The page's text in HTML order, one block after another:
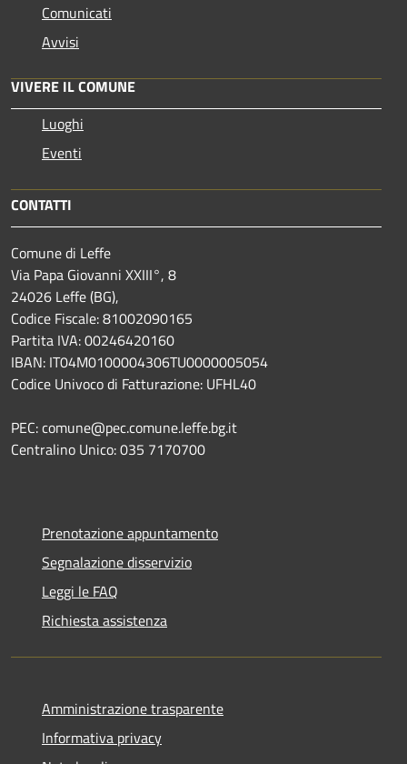
Comunicati
Avvisi
VIVERE IL COMUNE
Luoghi
Eventi
CONTATTI
Comune di Leffe
Via Papa Giovanni XXIII°, 8
24026 Leffe (BG),
Codice Fiscale: 81002090165
Partita IVA: 00246420160
IBAN: IT04M0100004306TU0000005054
Codice Univoco di Fatturazione: UFHL40
PEC: comune@pec.comune.leffe.bg.it
Centralino Unico: 035 7170700
Prenotazione appuntamento
Segnalazione disservizio
Leggi le FAQ
Richiesta assistenza
Amministrazione trasparente
Informativa privacy